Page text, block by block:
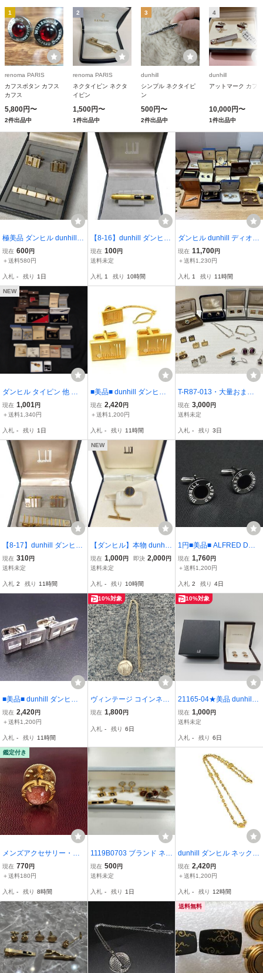
1
renoma PARIS
カフスボタン カフス
カフス
5,800円〜
2件出品中
2
renoma PARIS
ネクタイピン ネクタ
イピン
1,500円〜
1件出品中
3
dunhill
シンプル ネクタイピ
ン
500円〜
2件出品中
4
dunhill
アットマーク カフス
10,000円〜
1件出品中
極美品 ダンヒル dunhill
メンズ カフス カフスボタ
ン タイピン ネクタイピン
現在 600円
＋送料580円
入札 - 残り 1日
【8-16】dunhill ダンヒ
ル ゴールド＆ブラッ
ク ネクタイピン タイ
物 アクセサリー 自宅
現在 100円
送料未定
入札 1 残り 10時間
ダンヒル dunhill ディオー
ル ウェッジウッド GIVEN
CHY セリーヌ 等 ブラン
まとめ セット
現在 11,700円
＋送料1,230円
入札 1 残り 11時間
NEW
ダンヒル タイピン 他 ジ
バンシイ / イヴサンロー
ラン / ウェッジウッド 等
kg 7F057
現在 1,001 円
＋送料1,340円
入札 - 残り 1日
■美品■ dunhill ダンヒル
カフス カフスリンクス ネ
クタイチェーン アクセサ
ールド系 DP1068
現在 2,420円
＋送料1,200円
入札 - 残り 11時間
T-R87-013・大量おまと
め(メンズアクセサリー)＊
ネクタイピン・タイピ
ェーン
現在 3,000円
送料未定
入札 - 残り 3日
【8-17】dunhill ダンヒ
ル ゴールド＆シルバー
カラー ネクタイピン
ト メンズ 紳士 アク
現在 310円
送料未定
入札 2 残り 11時間
NEW
【ダンヒル】本物 dunhill
タイタック dモチーフ タ
イピン ネクタイピン アク
メンズ ケース付き
現在 1,000円 即決 2,000円
送料未定
入札 - 残り 10時間
1円■美品■ ALFRED DUN
HILL アルフレッドダンヒ
ル SV925 カフスボタン
ー メンズ シルバー系×ブ
ラック系 BQ6934
現在 1,760円
＋送料1,200円
入札 2 残り 4日
■美品■ dunhill ダンヒル
カフスボタン カフリンク
ス アクセサリー 紳士 ビ
DM7954
現在 2,420円
＋送料1,200円
入札 - 残り 11時間
10%対象
ヴィンテージ コインネッ
クレス 1973.10.27 記念メ
現在 1,800円
入札 - 残り 6日
10%対象
21165-04★美品 dunhill
ダンヒル 750 K18 カフリ
ンクス 箱付き シルバー×
ゴールド ブランド小物
現在 1,000円
送料未定
入札 - 残り 6日
鑑定付き
メンズアクセサリー・タ
イピン・3
現在 770円
＋送料180円
入札 - 残り 8時間
1119B0703 ブランド ネク
タイピン カブスボタン ま
とめ dunhill Dior LANVI
現在 500円
送料未定
入札 - 残り 1日
dunhill ダンヒル ネックレ
ス ペンダント チョーカー
アクセサリー メンズ レデ
1
現在 2,420円
＋送料1,200円
入札 - 残り 12時間
送料無料